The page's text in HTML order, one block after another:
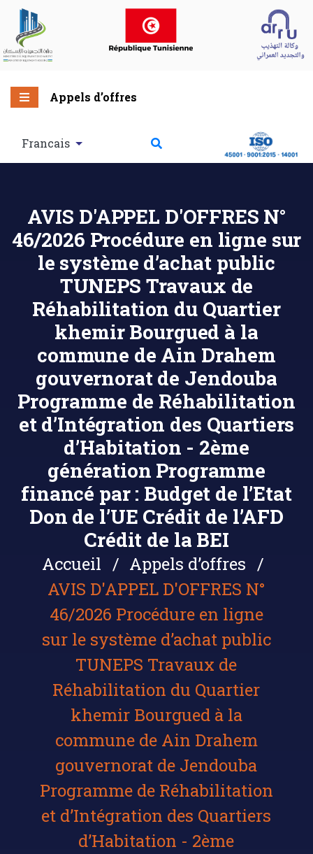
Appels d’offres
Francais
AVIS D'APPEL D'OFFRES N°
46/2026 Procédure en ligne sur
le système d’achat public
TUNEPS Travaux de
Réhabilitation du Quartier
khemir Bourgued à la
commune de Ain Drahem
gouvernorat de Jendouba
Programme de Réhabilitation
et d’Intégration des Quartiers
d’Habitation - 2ème
génération Programme
financé par : Budget de l’Etat
Don de l’UE Crédit de l’AFD
Crédit de la BEI
Accueil
Appels d’offres
AVIS D'APPEL D'OFFRES N°
46/2026 Procédure en ligne
sur le système d’achat public
TUNEPS Travaux de
Réhabilitation du Quartier
khemir Bourgued à la
commune de Ain Drahem
gouvernorat de Jendouba
Programme de Réhabilitation
et d’Intégration des Quartiers
d’Habitation - 2ème